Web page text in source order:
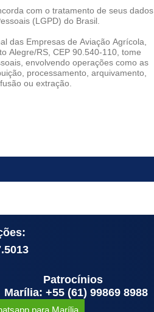
com o tratamento de seus dados
(LGPD) do Brasil.
das Empresas de Aviação Agrícola,
Alegre/RS, CEP 90.540-110, tome
envolvendo operações como as
processamento, arquivamento,
ou extração.
Patrocínios
Marília: +55 (61) 99869 8988